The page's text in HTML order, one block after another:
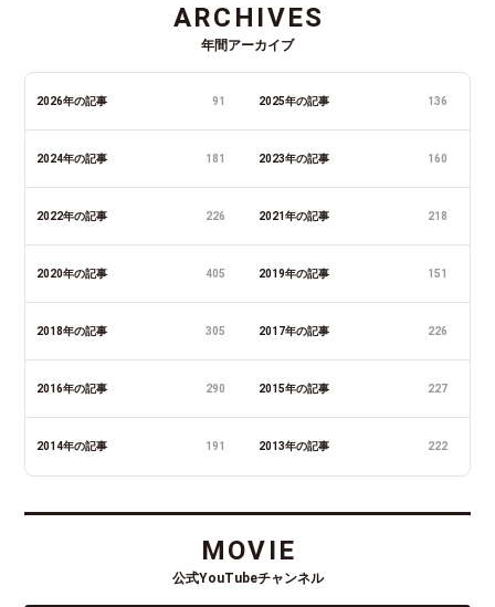
ARCHIVES
年間アーカイブ
2026年の記事 91 2025年の記事 136
2024年の記事 181 2023年の記事 160
2022年の記事 226 2021年の記事 218
2020年の記事 405 2019年の記事 151
2018年の記事 305 2017年の記事 226
2016年の記事 290 2015年の記事 227
2014年の記事 191 2013年の記事 222
MOVIE
公式YouTubeチャンネル